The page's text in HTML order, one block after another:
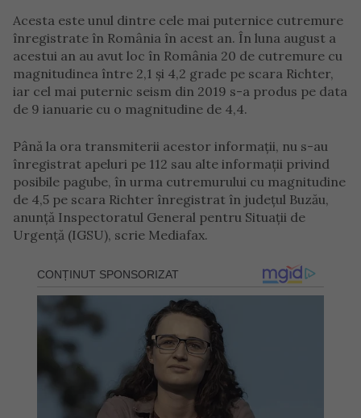
Acesta este unul dintre cele mai puternice cutremure
înregistrate în România în acest an. În luna august a
acestui an au avut loc în România 20 de cutremure cu
magnitudinea între 2,1 și 4,2 grade pe scara Richter,
iar cel mai puternic seism din 2019 s-a produs pe data
de 9 ianuarie cu o magnitudine de 4,4.
Până la ora transmiterii acestor informații, nu s-au
înregistrat apeluri pe 112 sau alte informații privind
posibile pagube, în urma cutremurului cu magnitudine
de 4,5 pe scara Richter înregistrat în județul Buzău,
anunță Inspectoratul General pentru Situații de
Urgență (IGSU), scrie Mediafax.